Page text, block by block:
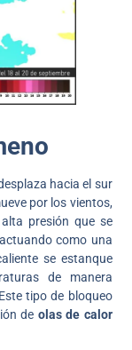
hacia el sur
por los vientos,
presión que se
como una
se estanque
de manera
tipo de bloqueo
de olas de calor